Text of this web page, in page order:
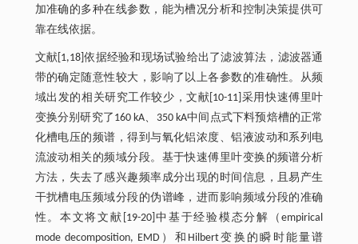
加准确的多种在线参数，能为槽况分析和控制决策提供可
靠在线依据。
文献[1,18]依据经验和现场试验给出了滤波算法，滤波器通
带的确定随意性较大，影响了以上各参数的准确性。从频
域出发的相关研究工作较少，文献[10-11]采用快速傅里叶
变换分别研究了160 kA、350 kA中间点式下料预焙槽的正常
化槽电压的频谱，得到与氧化铝浓度、铝液波动和系列电
流波动相关的频域分段。基于快速傅里叶变换的频谱分析
方法，失去了感兴趣频率成分出现的时间信息，且易产生
干扰槽电压频域分段的伪谱峰，进而影响频域分段的准确
性。本文将文献[19-20]中基于经验模态分解（empirical
mode decomposition, EMD）和Hilbert变换的瞬时能量谱